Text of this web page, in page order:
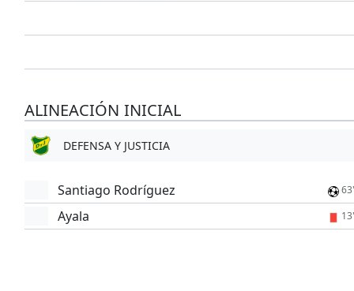
ALINEACIÓN INICIAL
DEFENSA Y JUSTICIA
Santiago Rodríguez
Ayala